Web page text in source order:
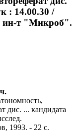
: 14.00.30 /
ин-т "Микроб".
дис. ... кандидата
1993. - 22 с.